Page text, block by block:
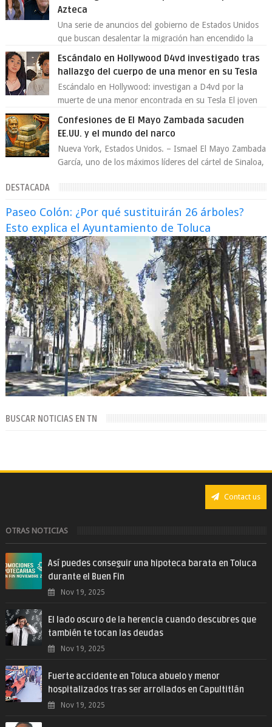
Azteca
Una serie de anuncios del gobierno de Estados Unidos
que buscan desalentar la migración han encendido la
Escándalo en Hollywood D4vd investigado tras
hallazgo del cuerpo de una menor en su Tesla
Escándalo en Hollywood: investigan a D4vd por la
muerte de una menor encontrada en su Tesla El joven
Confesiones de El Mayo Zambada sacuden
EE.UU. y el mundo del narco
Nueva York, Estados Unidos. – Ismael El Mayo Zambada
García, uno de los máximos líderes del cártel de Sinaloa,
DESTACADA
Paseo Colón: ¿Por qué sustituirán 26 árboles?
Esto explica el Ayuntamiento de Toluca
BUSCAR NOTICIAS EN TN
Contact us
OTRAS NOTICIAS
Así puedes conseguir una hipoteca barata en Toluca
durante el Buen Fin
Nov 19, 2025
El lado oscuro de la herencia cuando descubres que
también te tocan las deudas
Nov 19, 2025
Fuerte accidente en Toluca abuelo y menor
hospitalizados tras ser arrollados en Capultitlán
Nov 19, 2025